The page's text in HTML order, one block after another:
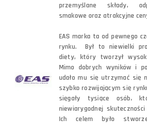
przemyślane składy,
smakowe oraz atrakcyjne
EAS marka ta od pewnego
rynku. Był to niewielki
diety, który tworzył
Mimo dobrych wyników i
udało mu się utrzymać się
szybko rozwijającym się
sięgały tysiące osób,
niewiarygodnej
Ich celem było